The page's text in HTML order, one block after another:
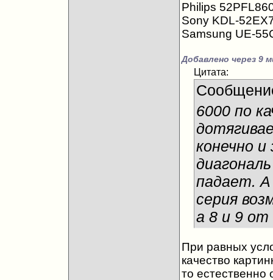
Philips
Sony KDL-
Samsung UE-
Добавлено через 9
Цитата:
6000 по
конечно
падает.
серия
а 8 и 9 от
При равных
качество
то естественно